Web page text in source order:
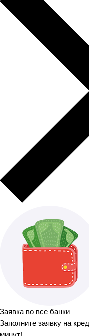
Заявка во все банки
Заполните заявку на